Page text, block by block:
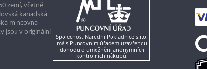
zemí, včetně
kanadská
mincovna
jsou v originální
Společnost Národní Pokladnice s.r.o.
má s Puncovním úřadem uzavřenou
dohodu o umožnění anonymních
kontrolních nákupů.